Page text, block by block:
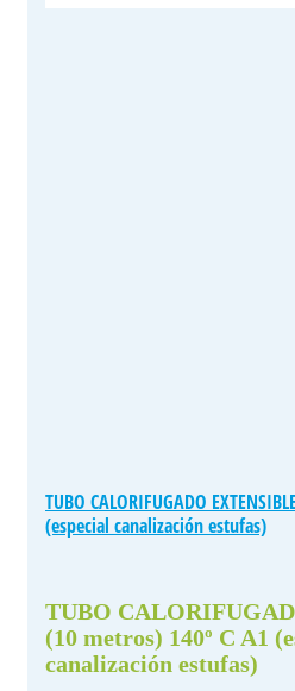
TUBO CALORIFUGADO
(especial canalización estufas)
TUBO
(10 metros) 140º C A1
canalización estufas)